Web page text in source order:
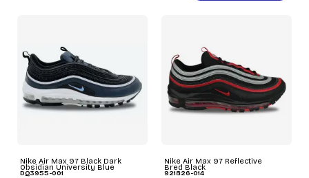
Nike Air Max 97 Black Dark
Obsidian University Blue
DQ3955-001
Nike Air Max 97 Reflective
Bred Black
921826-014